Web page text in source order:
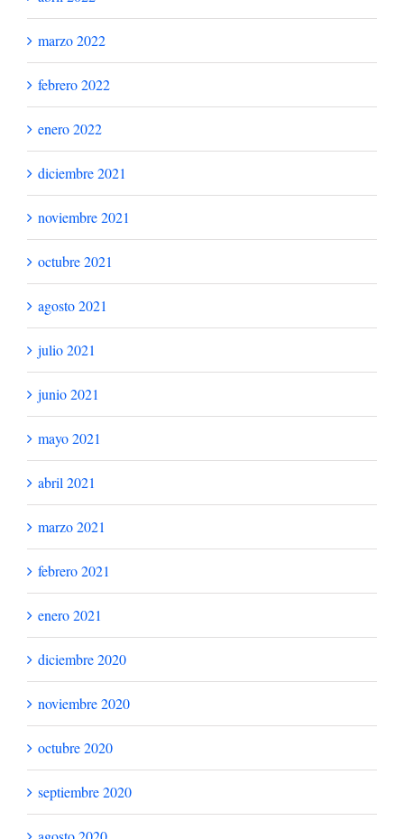
marzo 2022
febrero 2022
enero 2022
diciembre 2021
noviembre 2021
octubre 2021
agosto 2021
julio 2021
junio 2021
mayo 2021
abril 2021
marzo 2021
febrero 2021
enero 2021
diciembre 2020
noviembre 2020
octubre 2020
septiembre 2020